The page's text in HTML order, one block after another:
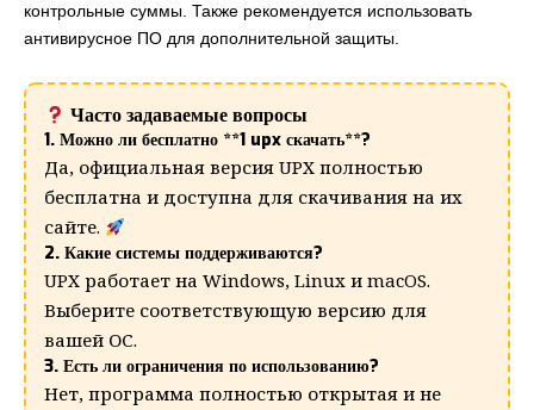
контрольные суммы. Также рекомендуется использовать
антивирусное ПО для дополнительной защиты.
Часто задаваемые вопросы
1. Можно ли бесплатно **1 upx скачать**?
Да, официальная версия UPX полностью
бесплатна и доступна для скачивания на их
сайте.
2. Какие системы поддерживаются?
UPX работает на Windows, Linux и macOS.
Выберите соответствующую версию для
вашей ОС.
3. Есть ли ограничения по использованию?
Нет, программа полностью открытая и не